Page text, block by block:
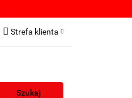
Strefa klienta
Zarejestruj się